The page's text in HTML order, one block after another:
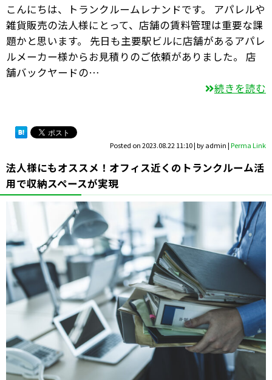
こんにちは、トランクルームレナンドです。 アパレルや
雑貨販売の法人様にとって、店舗の賃料管理は重要な課
題かと思います。 先日も主要駅ビルに店舗があるアパレ
ルメーカー様からお見積りのご依頼がありました。 店
舗バックヤードの…
続きを読む
Posted on2023.08.22 11:10|byadmin|Perma Link
法人様にもオススメ！オフィス近くのトランクルーム活
用で収納スペースが実現